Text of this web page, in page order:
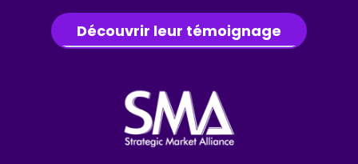
Découvrir leur témoignage